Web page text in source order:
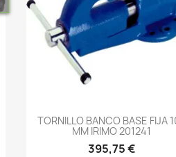
-->
TORNILLO BANCO BASE FIJA
MM IRIMO 201241
395,75 €